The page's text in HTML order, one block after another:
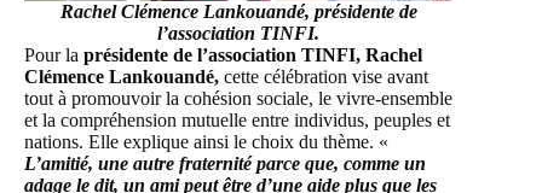
Rachel Clémence Lankouandé, présidente de
l’association TINFI.
Pour la présidente de l’association TINFI, Rachel
Clémence Lankouandé, cette célébration vise avant
tout à promouvoir la cohésion sociale, le vivre-ensemble
et la compréhension mutuelle entre individus, peuples et
nations. Elle explique ainsi le choix du thème. «
L’amitié, une autre fraternité parce que, comme un
adage le dit, un ami peut être d’une aide plus que les